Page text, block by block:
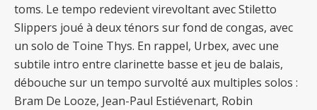
toms. Le tempo redevient virevoltant avec Stiletto
Slippers joué à deux ténors sur fond de congas, avec
un solo de Toine Thys. En rappel, Urbex, avec une
subtile intro entre clarinette basse et jeu de balais,
débouche sur un tempo survolté aux multiples solos :
Bram De Looze, Jean-Paul Estiévenart, Robin